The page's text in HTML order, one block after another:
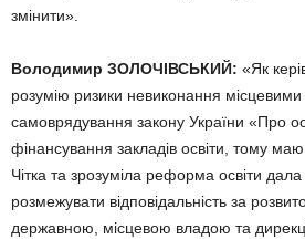
змінити».
Володимир ЗОЛОЧІВСЬКИЙ: «Як
розу­мію ризики невиконання
самоврядування закону України «Про
фінансування закладів освіти, тому маю
Чітка та зрозуміла реформа освіти
розмежувати відпові­дальність за
державною, місцевою владою та